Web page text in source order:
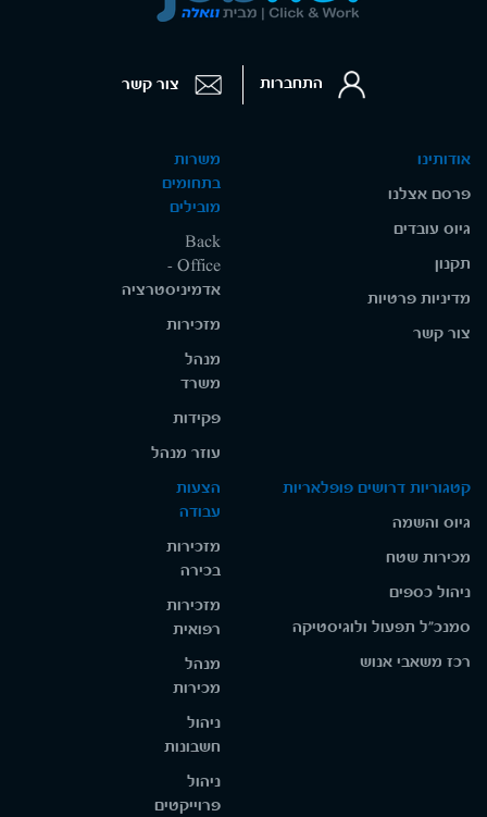
אודותינו
פרסם אצלנו
גיוס עובדים
תקנון
מדיניות פרטיות
צור קשר
משרות
בתחומים
מובילים
Back
Office -
אדמיניסטרציה
מזכירות
מנהל
משרד
פקידות
עוזר מנהל
קטגוריות דרושים פופלאריות
גיוס והשמה
מכירות שטח
ניהול כספים
סמנכ"ל תפעול ולוגיסטיקה
רכז משאבי אנוש
הצעות
עבודה
מזכירות
בכירה
מזכירות
רפואית
מנהל
מכירות
ניהול
חשבונות
ניהול
פרוייקטים